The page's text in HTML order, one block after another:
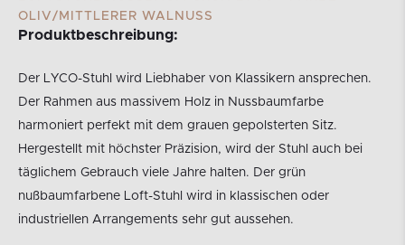
OLIV/MITTLERER WALNUSS
Produktbeschreibung:
Der LYCO-Stuhl wird Liebhaber von Klassikern ansprechen.
Der Rahmen aus massivem Holz in Nussbaumfarbe
harmoniert perfekt mit dem grauen gepolsterten Sitz.
Hergestellt mit höchster Präzision, wird der Stuhl auch bei
täglichem Gebrauch viele Jahre halten. Der grün
nußbaumfarbene Loft-Stuhl wird in klassischen oder
industriellen Arrangements sehr gut aussehen.